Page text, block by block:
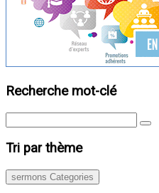
Recherche mot-clé
Tri par thème
sermons Categories